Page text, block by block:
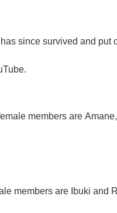
since survived and put
members are
members are Ibuki and